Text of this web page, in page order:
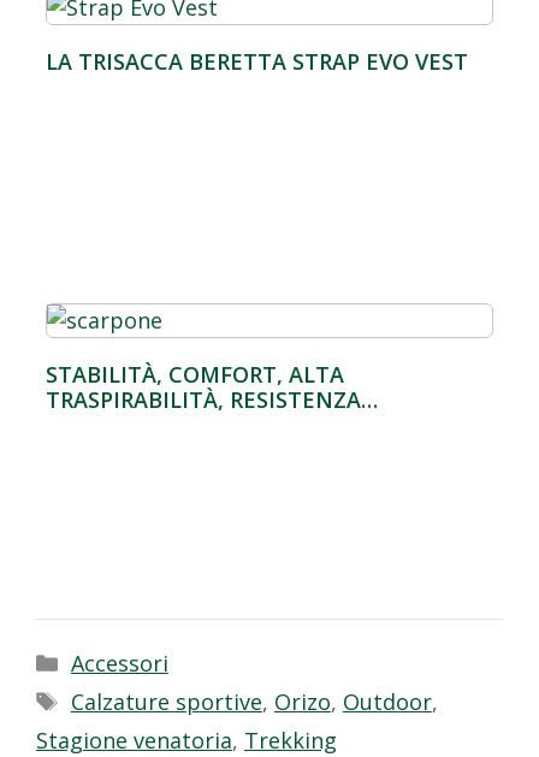
LA TRISACCA BERETTA STRAP EVO VEST
STABILITÀ, COMFORT, ALTA
TRASPIRABILITÀ, RESISTENZA…
Categorie
Accessori
Tag
Calzature sportive, Orizo, Outdoor,
Stagione venatoria, Trekking